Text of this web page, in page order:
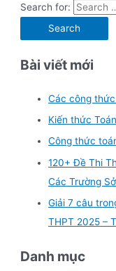
Search for:
Bài viết mới
Các công thức
Kiến thức
Công thức
120+ Đề Thi
Các Trường
Giải 7 câu
THPT 2025 –
Danh mục